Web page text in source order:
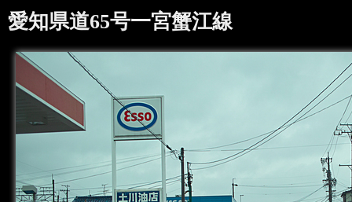
愛知県道65号一宮蟹江線